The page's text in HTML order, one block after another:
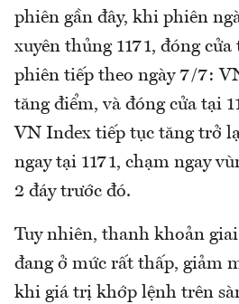
phiên gần đây, khi phiên
xuyên thủng 1171, đóng
phiên tiếp theo ngày 7/7:
tăng điểm, và đóng cửa tại
VN Index tiếp tục tăng trở
ngay tại 1171, chạm ngay
2 đáy trước đó.
Tuy nhiên, thanh khoản
đang ở mức rất thấp, giảm
khi giá trị khớp lệnh trên